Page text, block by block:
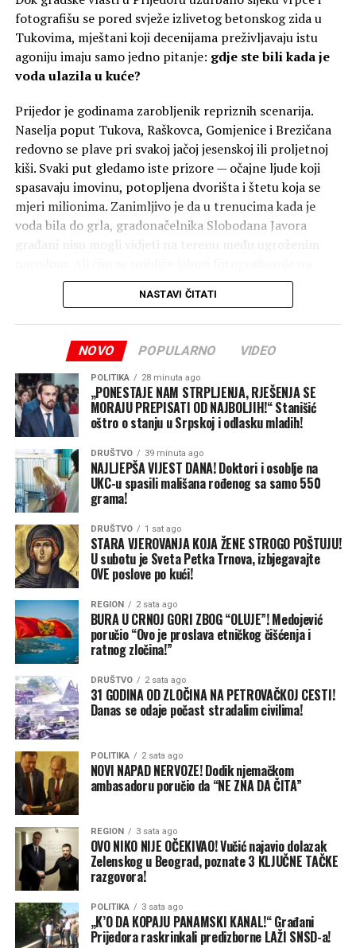
Mladi žele promijeniti sistem, a ne samo otići
Kao predstavnik mlađe generacije političara, Stanišić
tvrdi da mladi nisu nezainteresovani za politiku, već su
im vrata u tradicionalnim stranačkim strukturama
zatvorena.
„Često se govori da mladi odlaze jer nisu dovoljno
patriotski osviješteni, što nije tačno. Oni jednostavno ne
žele da žive u ovakvom ambijentu i sistemu. Mladi nisu tu
samo da lijepe plakate i mašu zastavicama, već da daju
ideje i konkretan doprinos. Mi smo u ‘Sigurnoj Srpskoj’
otvorili vrata mladima. Proputovao sam svijet, ali i dalje
tvrdim da je kod kuće najbolje i da se dobre stvari iz
traži već 20 godina — vrijeme je za konkretna djela i bolji
život u Republici Srpskoj”, zaključio je Miloš Stanišić.
Banjaluka24
fotografišu se pored svježe izlivetog betonskog zida u
Tukovima, mještani koji decenijama preživljavaju istu
agoniju imaju samo jedno pitanje: gdje ste bili kada je
voda ulazila u kuće?
Prijedor je godinama zarobljenik repriznih scenarija.
Naselja poput Tukova, Raškovca, Gomjenice i Brezičana
redovno se plave pri svakoj jačoj jesenskoj ili proljetnoj
kiši. Svaki put gledamo iste prizore — očajne ljude koji
spasavaju imovinu, potopljena dvorišta i štetu koja se
mjeri milionima. Zanimljivo je da u trenucima kada je
voda bila do grla, gradonačelnika Slobodana Javora
građani nisu mogli vidjeti na terenu među ugroženim
gradilištima postaje svakodnevna obaveza.
Projekti traju duže od punoljetstva:
Kanalizacija od 2007. godine
Najnoviji plasman medijskih naslova SNSD-a i
gradonačelnika Javora govori o “epohalnim
investicijama” od sedam miliona KM preko JU “Vode
Srpske”, devet mjera zaštite, produbljivanju korita i
izgradnji parapetnih zidova.
Međutim, sama izjava gradonačelnika razotkriva
razmjere dugogodišnjeg nemara:
Gorka činjenica:
Gradonačelnik slavodobitno
najavljuje nastavak radova
na kanalizaciji u Tukovima
—projekta koji je započet
još davne 2007. godine!
Dakle, punih 17 godina
vlast nije u stanju da završi
osnovnu komunalnu
infrastrukturu u jednom
naselju, ali pred izbore
obećava da će sve biti
završeno “kroz dva
mjeseca” čim se usvoji
rebalans.
NASTAVI ČITATI
NOVO POPULARNO VIDEO
POLITIKA 28 minuta ago
„PONESTAJE NAM STRPLJENJA, RJEŠENJA SE
MORAJU PREPISATI OD NAJBOLJIH!“ Stanišić
oštro o stanju u Srpskoj i odlasku mladih!
DRUŠTVO 39 minuta ago
NAJLJEPŠA VIJEST DANA! Doktori i osoblje na
UKC-u spasili mališana rođenog sa samo 550
grama!
DRUŠTVO 1 sat ago
STARA VJEROVANJA KOJA ŽENE STROGO POŠTUJU!
U subotu je Sveta Petka Trnova, izbjegavajte
OVE poslove po kući!
REGION 2 sata ago
BURA U CRNOJ GORI ZBOG “OLUJE”! Medojević
poručio “Ovo je proslava etničkog čišćenja i
ratnog zločina!”
DRUŠTVO 2 sata ago
31 GODINA OD ZLOČINA NA PETROVAČKOJ CESTI!
Danas se odaje počast stradalim civilima!
POLITIKA 2 sata ago
NOVI NAPAD NERVOZE! Dodik njemačkom
ambasadoru poručio da “NE ZNA DA ČITA”
REGION 3 sata ago
OVO NIKO NIJE OČEKIVAO! Vučić najavio dolazak
Zelenskog u Beograd, poznate 3 KLJUČNE TAČKE
razgovora!
POLITIKA 3 sata ago
„K’O DA KOPAJU PANAMSKI KANAL!“ Građani
Prijedora raskrinkali predizborne LAŽI SNSD-a!